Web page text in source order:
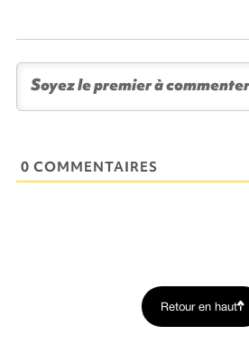
0 COMMENTAIRES
Retour en haut